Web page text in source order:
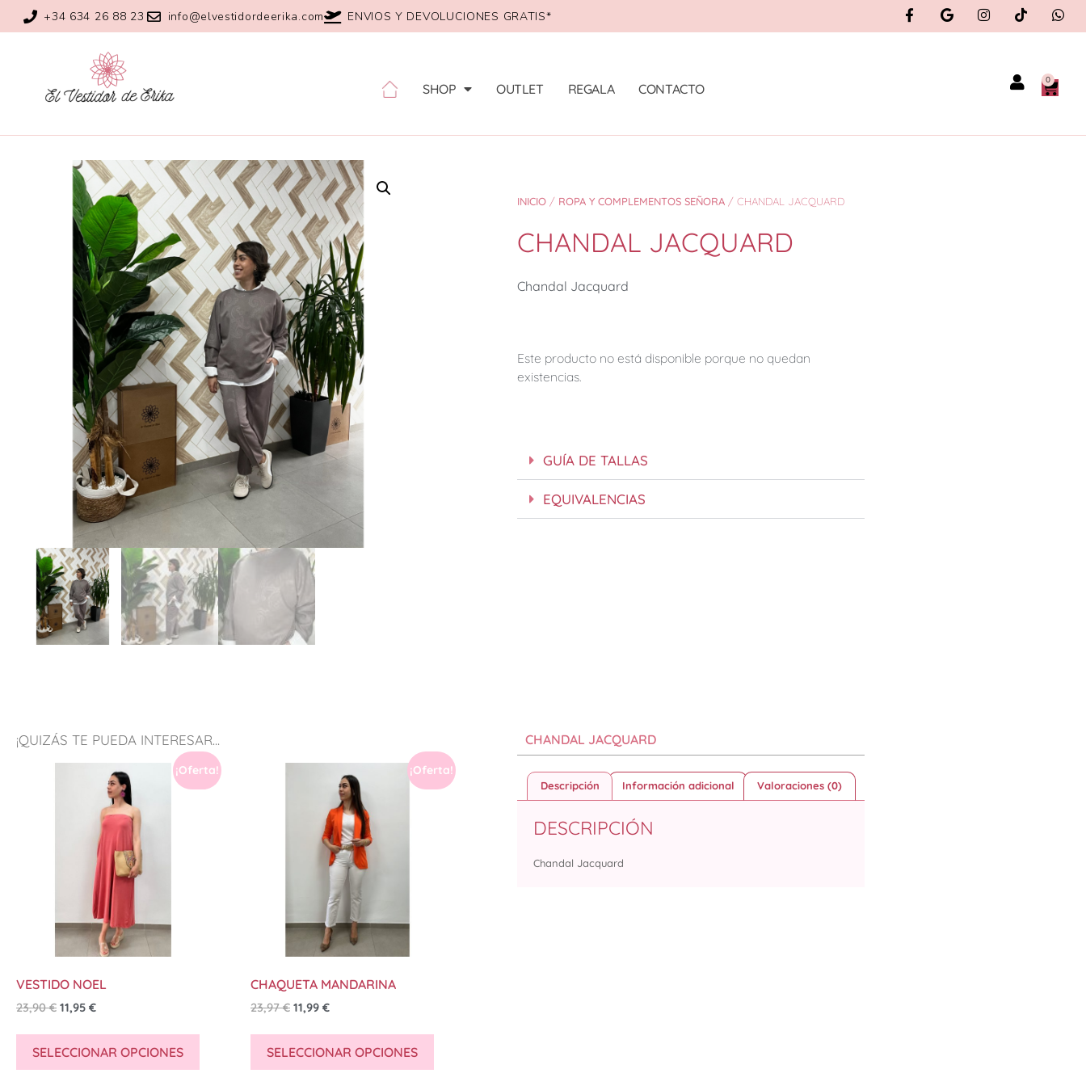
+34 634 26 88 23 info@elvestidordeerika.com ENVIOS Y DEVOLUCIONES GRATIS*
SHOP OUTLET REGALA CONTACTO
0
INICIO / ROPA Y COMPLEMENTOS SEÑORA / CHANDAL JACQUARD
CHANDAL JACQUARD
Chandal Jacquard
Este producto no está disponible porque no quedan
existencias.
GUÍA DE TALLAS
EQUIVALENCIAS
¡QUIZÁS TE PUEDA INTERESAR...
¡Oferta!
VESTIDO NOEL
23,90€ 11,95 €
SELECCIONAR OPCIONES
¡Oferta!
CHAQUETA MANDARINA
23,97€ 11,99 €
SELECCIONAR OPCIONES
CHANDAL JACQUARD
Descripción Información adicional Valoraciones (0)
DESCRIPCIÓN
Chandal Jacquard